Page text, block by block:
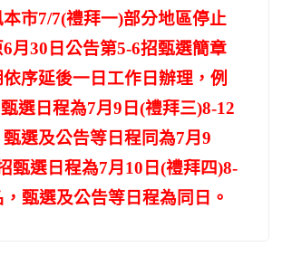
市7/7(禮拜一)部分地區停止
月30日公告第5-6招甄選簡章
序延後一日工作日辦理，例
選日程為7月9日(禮拜三)8-12
選及公告等日程同為7月9
甄選日程為7月10日(禮拜四)8-
，甄選及公告等日程為同日。